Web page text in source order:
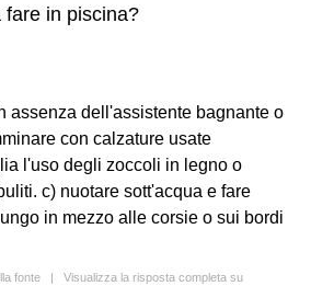
fare in piscina?
assenza dell'assistente bagnante o
con calzature usate
l'uso degli zoccoli in legno o
c) nuotare sott'acqua e fare
in mezzo alle corsie o sui bordi
fonte | Visualizza la risposta completa su